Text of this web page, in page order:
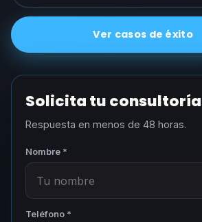
Ver casos de éxito
Solicita tu consultoría
Respuesta en menos de 48 horas.
Nombre *
Teléfono *